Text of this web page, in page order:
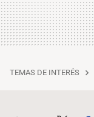
TEMAS DE INTERÉS